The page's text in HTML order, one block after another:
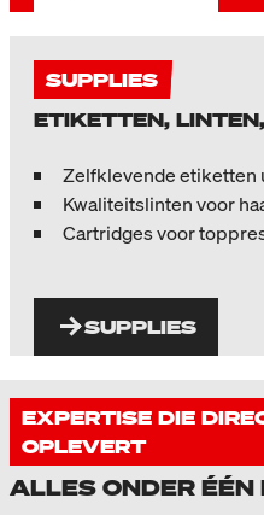
SUPPLIES
ETIKETTEN,
Zelfklevende etiketten
Kwaliteitslinten voor
Cartridges voor
SUPPLIES
EXPERTISE DIE
OPLEVERT
ALLES ONDER ÉÉN